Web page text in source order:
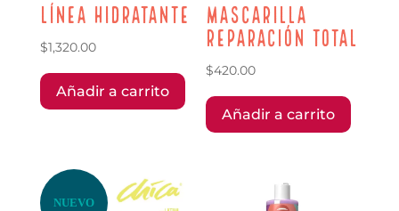
Línea Hidratante
$1,320.00
Añadir a carrito
Mascarilla
Reparación Total
$420.00
Añadir a carrito
NUEVO